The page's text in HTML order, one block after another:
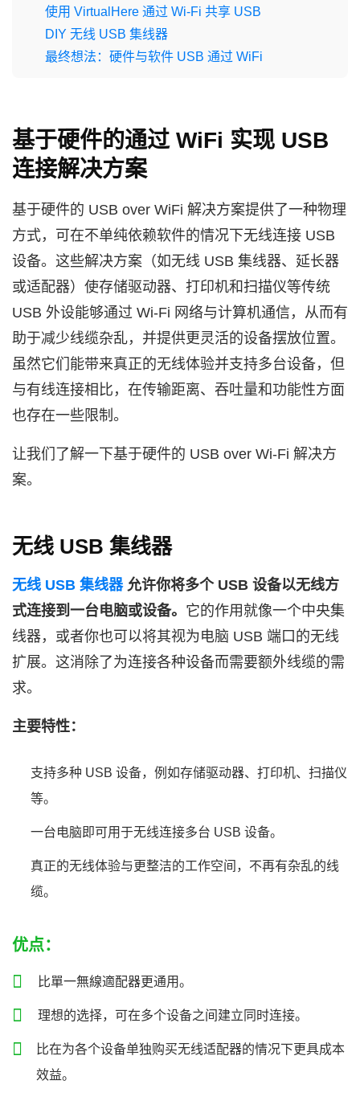
使用 VirtualHere 通过 Wi‑Fi 共享 USB
DIY 无线 USB 集线器
最终想法：硬件与软件 USB 通过 WiFi
基于硬件的通过 WiFi 实现 USB
连接解决方案
基于硬件的 USB over WiFi 解决方案提供了一种物理
方式，可在不单纯依赖软件的情况下无线连接 USB
设备。这些解决方案（如无线 USB 集线器、延长器
或适配器）使存储驱动器、打印机和扫描仪等传统
USB 外设能够通过 Wi‑Fi 网络与计算机通信，从而有
助于减少线缆杂乱，并提供更灵活的设备摆放位置。
虽然它们能带来真正的无线体验并支持多台设备，但
与有线连接相比，在传输距离、吞吐量和功能性方面
也存在一些限制。
让我们了解一下基于硬件的 USB over Wi‑Fi 解决方
案。
无线 USB 集线器
无线 USB 集线器允许你将多个 USB 设备以无线方
式连接到一台电脑或设备。 它的作用就像一个中央集
线器，或者你也可以将其视为电脑 USB 端口的无线
扩展。这消除了为连接各种设备而需要额外线缆的需
求。
主要特性：
支持多种 USB 设备，例如存储驱动器、打印机、扫描仪
等。
一台电脑即可用于无线连接多台 USB 设备。
真正的无线体验与更整洁的工作空间，不再有杂乱的线
缆。
优点：
比單一無線適配器更通用。
理想的选择，可在多个设备之间建立同时连接。
比在为各个设备单独购买无线适配器的情况下更具成本
效益。